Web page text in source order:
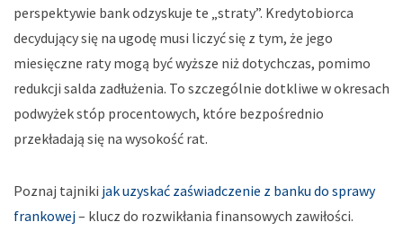
perspektywie bank odzyskuje te „straty”. Kredytobiorca
decydujący się na ugodę musi liczyć się z tym, że jego
miesięczne raty mogą być wyższe niż dotychczas, pomimo
redukcji salda zadłużenia. To szczególnie dotkliwe w okresach
podwyżek stóp procentowych, które bezpośrednio
przekładają się na wysokość rat.
Poznaj tajniki jak uzyskać zaświadczenie z banku do sprawy
frankowej– klucz do rozwikłania finansowych zawiłości.